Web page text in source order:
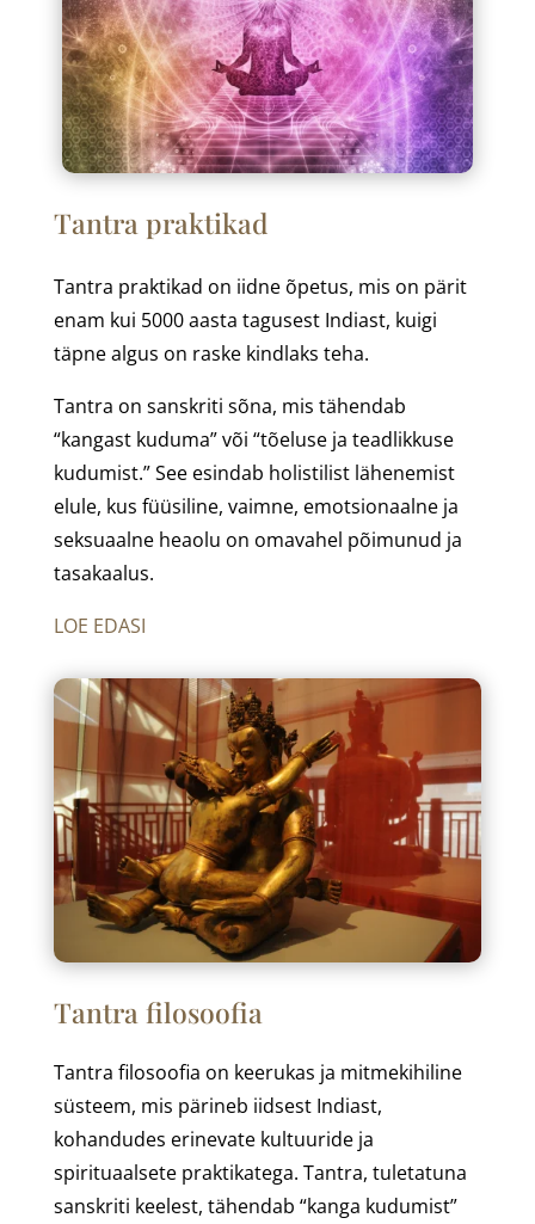
Tantra praktikad
Tantra praktikad on iidne õpetus, mis on pärit
enam kui 5000 aasta tagusest Indiast, kuigi
täpne algus on raske kindlaks teha.
Tantra on sanskriti sõna, mis tähendab
“kangast kuduma” või “tõeluse ja teadlikkuse
kudumist.” See esindab holistilist lähenemist
elule, kus füüsiline, vaimne, emotsionaalne ja
seksuaalne heaolu on omavahel põimunud ja
tasakaalus.
LOE EDASI
Tantra filosoofia
Tantra filosoofia on keerukas ja mitmekihiline
süsteem, mis pärineb iidsest Indiast,
kohandudes erinevate kultuuride ja
spirituaalsete praktikatega. Tantra, tuletatuna
sanskriti keelest, tähendab “kanga kudumist”